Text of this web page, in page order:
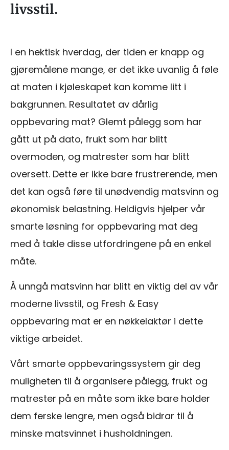
livsstil.
I en hektisk hverdag, der tiden er knapp og
gjøremålene mange, er det ikke uvanlig å føle
at maten i kjøleskapet kan komme litt i
bakgrunnen. Resultatet av dårlig
oppbevaring mat? Glemt pålegg som har
gått ut på dato, frukt som har blitt
overmoden, og matrester som har blitt
oversett. Dette er ikke bare frustrerende, men
det kan også føre til unødvendig matsvinn og
økonomisk belastning. Heldigvis hjelper vår
smarte løsning for oppbevaring mat deg
med å takle disse utfordringene på en enkel
måte.
Å unngå matsvinn har blitt en viktig del av vår
moderne livsstil, og Fresh & Easy
oppbevaring mat er en nøkkelaktør i dette
viktige arbeidet.
Vårt smarte oppbevaringssystem gir deg
muligheten til å organisere pålegg, frukt og
matrester på en måte som ikke bare holder
dem ferske lengre, men også bidrar til å
minske matsvinnet i husholdningen.